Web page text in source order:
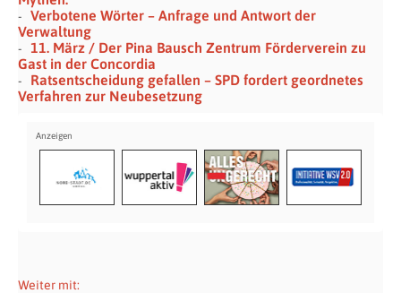
Verbotene Wörter – Anfrage und Antwort der
Verwaltung
11. März / Der Pina Bausch Zentrum Förderverein zu
Gast in der Concordia
Ratsentscheidung gefallen – SPD fordert geordnetes
Verfahren zur Neubesetzung
Weiter mit: